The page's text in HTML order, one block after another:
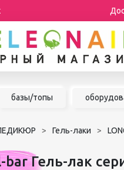
Распродажа
РЕСНИЦ
ДЕПИЛЯЦИЯ
базы/топы
Гель-лаки
bar Гель-лак